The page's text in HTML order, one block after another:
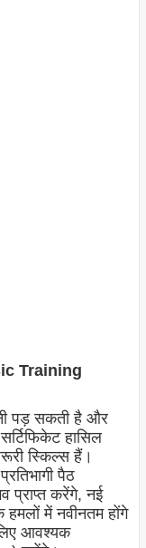
Training
पड़ सकती है और
हासिल
स्किल्स हैं।
पैठ
प्राप्त करेंगे, नई
हमलों में नवीनतम होंगे
आवश्यक